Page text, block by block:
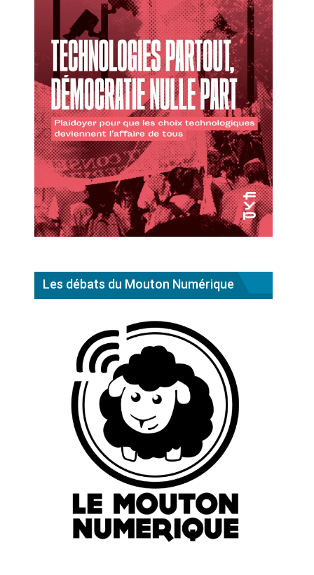
Les débats du Mouton Numérique